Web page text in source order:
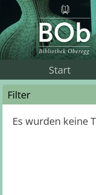
Start
Filter
Es wurden keine